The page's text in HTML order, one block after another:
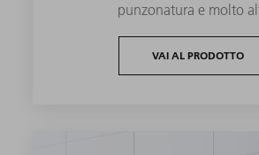
punzonatura e molto
VAI AL PRODOTTO